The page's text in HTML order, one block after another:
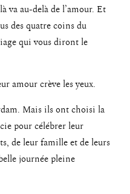
va au-delà de l’amour. Et
des quatre coins du
qui vous diront le
amour crève les yeux.
Mais ils ont choisi la
pour célébrer leur
de leur famille et de leurs
journée pleine